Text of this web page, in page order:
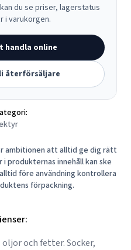
du se priser, lagerstatus
i varukorgen.
handla online
återförsäljare
ambitionen att alltid ge dig rätt
produkternas innehåll kan ske
före användning kontrollera
förpackning.
och fetter. Socker,